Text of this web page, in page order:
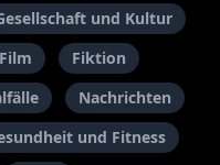
und Kultur
Fiktion
Nachrichten
und Fitness